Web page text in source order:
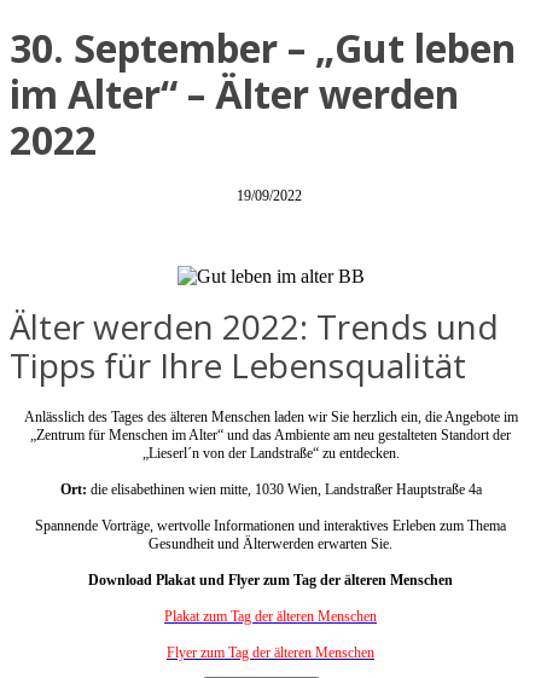
30. September – „Gut leben
im Alter“ – Älter werden
2022
19/09/2022
Älter werden 2022: Trends und
Tipps für Ihre Lebensqualität
Anlässlich des Tages des älteren Menschen laden wir Sie herzlich ein, die Angebote im
„Zentrum für Menschen im Alter“ und das Ambiente am neu gestalteten Standort der
„Lieserl´n von der Landstraße“ zu entdecken.
Ort: die elisabethinen wien mitte, 1030 Wien, Landstraßer Hauptstraße 4a
Spannende Vorträge, wertvolle Informationen und interaktives Erleben zum Thema
Gesundheit und Älterwerden erwarten Sie.
Download Plakat und Flyer zum Tag der älteren Menschen
Plakat zum Tag der älteren Menschen
Flyer zum Tag der älteren Menschen